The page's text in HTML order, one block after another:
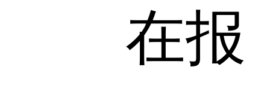
在报